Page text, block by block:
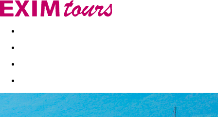
Akční nabídky Last minute